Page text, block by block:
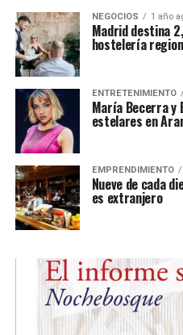
NEGOCIOS 1 año
Madrid destina
hostelería
ENTRETENIMIENTO
María Becerra y
estelares en
EMPRENDIMIENTO
Nueve de cada
es extranjero